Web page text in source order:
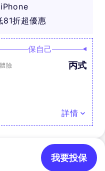
81折超優惠
保自己
險 丙式
詳情
我要投保